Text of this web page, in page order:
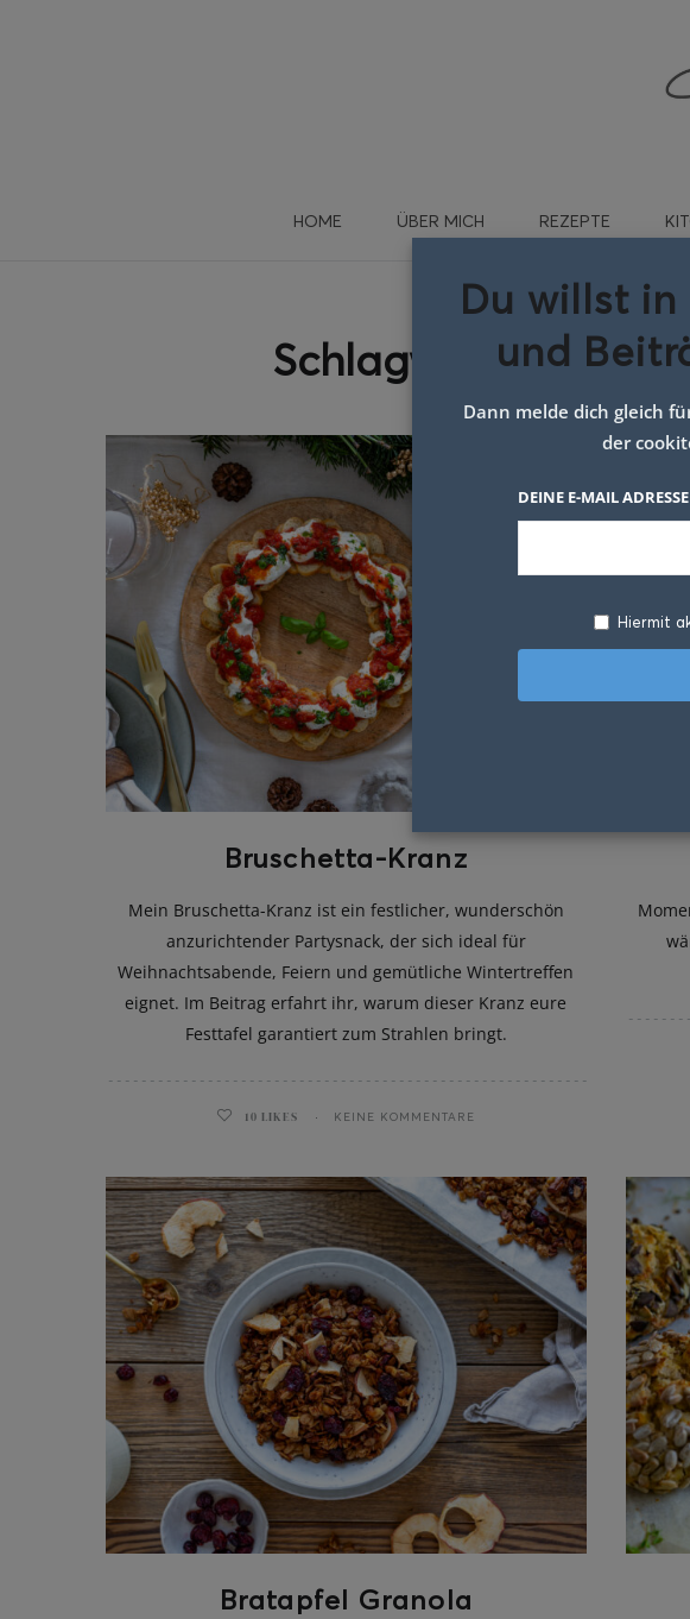
Eis am Stil
HOME ÜBER MICH REZEPTE
Schlagwort:
Bruschetta-Kranz
Mein Bruschetta-Kranz ist ein festlicher, wunderschön
anzurichtender Partysnack, der sich ideal für
Weihnachtsabende, Feiern und gemütliche Wintertreffen
eignet. Im Beitrag erfahrt ihr, warum dieser Kranz eure
Festtafel garantiert zum Strahlen bringt.
10 LIKES KEINE KOMMENTARE
Bratapfel Granola
Du willst
und
Dann melde dich gleich
der
DEINE E-MAIL ADRESSE
Hiermit